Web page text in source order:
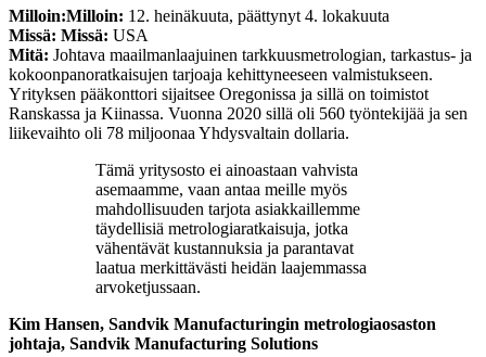
Milloin:Milloin: 12. heinäkuuta, päättynyt 4. lokakuuta
Missä: Missä: USA
Mitä: Johtava maailmanlaajuinen tarkkuusmetrologian, tarkastus- ja
kokoonpanoratkaisujen tarjoaja kehittyneeseen valmistukseen.
Yrityksen pääkonttori sijaitsee Oregonissa ja sillä on toimistot
Ranskassa ja Kiinassa. Vuonna 2020 sillä oli 560 työntekijää ja sen
liikevaihto oli 78 miljoonaa Yhdysvaltain dollaria.
Tämä yritysosto ei ainoastaan vahvista
asemaamme, vaan antaa meille myös
mahdollisuuden tarjota asiakkaillemme
täydellisiä metrologiaratkaisuja, jotka
vähentävät kustannuksia ja parantavat
laatua merkittävästi heidän laajemmassa
arvoketjussaan.
Kim Hansen, Sandvik Manufacturingin metrologiaosaston
johtaja, Sandvik Manufacturing Solutions